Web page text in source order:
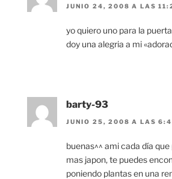
JUNIO 24, 2008 A LAS
yo quiero uno para la
doy una alegria a mi
barty-93
JUNIO 25, 2008 A LAS
buenas^^ ami cada día
mas japon, te puedes
poniendo plantas en una